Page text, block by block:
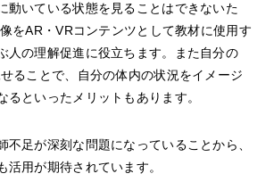
動いている状態を見ることはできないた
をAR・VRコンテンツとして教材に使用す
人の理解促進に役立ちます。また自分の
ることで、自分の体内の状況をイメージ
るといったメリットもあります。
不足が深刻な問題になっていることから、
活用が期待されています。